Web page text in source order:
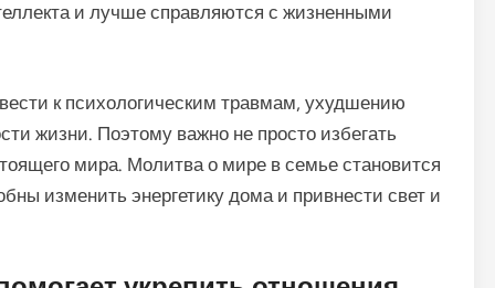
и лучше справляются с жизненными
к психологическим травмам, ухудшению
жизни. Поэтому важно не просто избегать
мира. Молитва о мире в семье становится
изменить энергетику дома и привнести свет и